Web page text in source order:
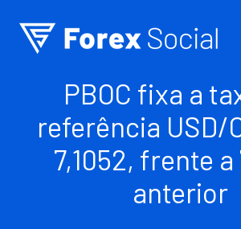
PBOC fixa a
referência USD/
7,1052, frente a
anterior